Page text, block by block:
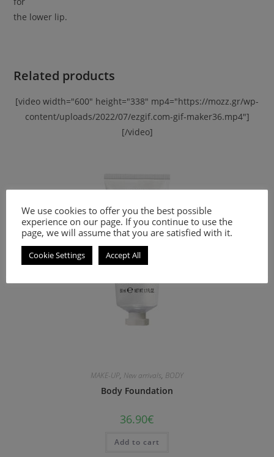
the lower lip.
Related products
[video width="600" height="338" mp4="https://mozz.gr/wp-
content/uploads/2022/07/ezgif.com-gif-maker36.mp4"]
[/video]
MAKE-UP, New arrivals, BODY
Body Foundation
36.90€
Add to cart
We use cookies to offer you the best possible
experience on our page. If you continue to use the
page, we will assume that you are satisfied with it.
Cookie Settings Accept All